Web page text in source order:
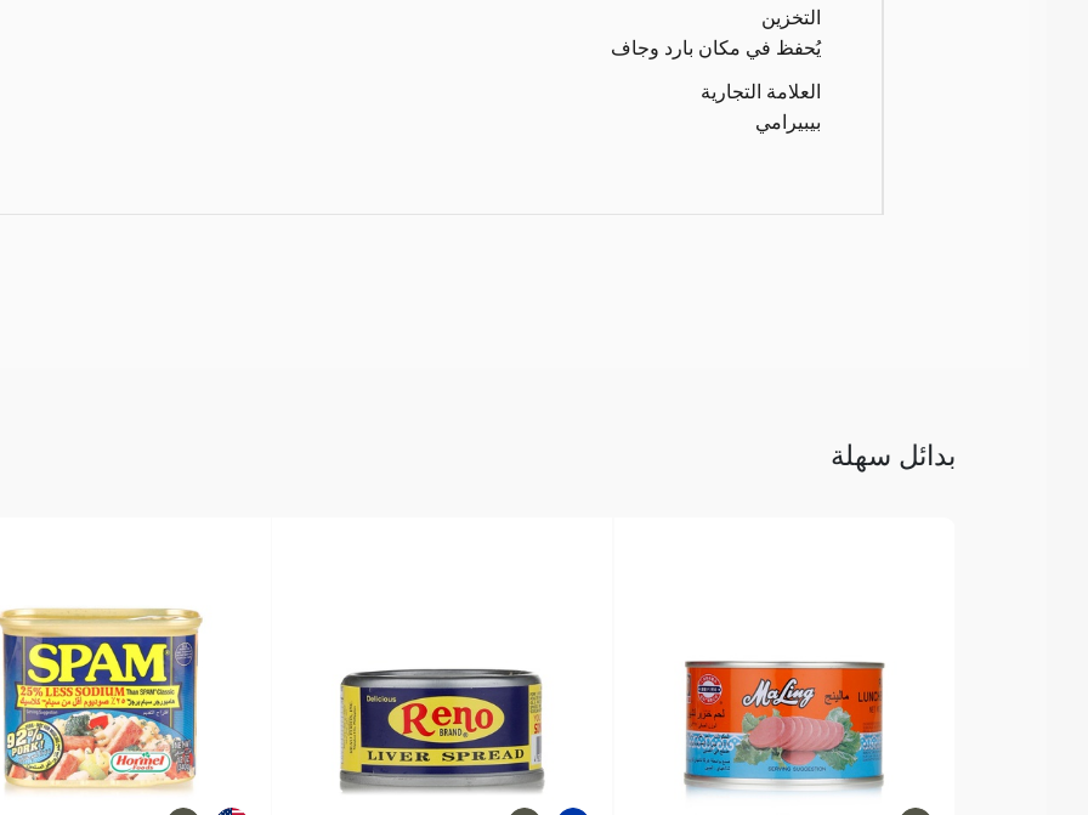
التخزين
يُحفظ في مكان بارد وجاف
العلامة التجارية
بيبيرامي
بدائل سهلة